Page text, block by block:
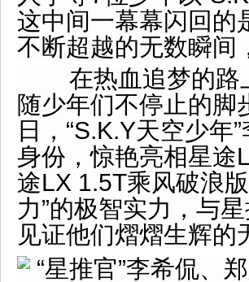
这中间一幕幕闪回的
不断超越的无数瞬间
在热血追梦的路
随少年们不停止的脚
日，“S.K.Y天空少年
身份，惊艳亮相星途
途LX 1.5T乘风破浪版
力”的极智实力，与
见证他们熠熠生辉的